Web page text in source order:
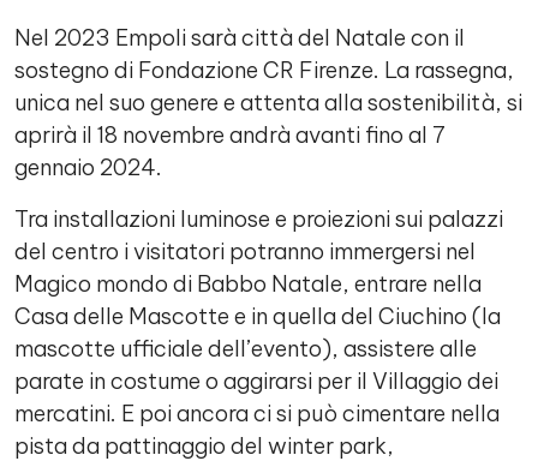
Nel 2023 Empoli sarà città del Natale con il
sostegno di Fondazione CR Firenze. La rassegna,
unica nel suo genere e attenta alla sostenibilità, si
aprirà il 18 novembre andrà avanti fino al 7
gennaio 2024.
Tra installazioni luminose e proiezioni sui palazzi
del centro i visitatori potranno immergersi nel
Magico mondo di Babbo Natale, entrare nella
Casa delle Mascotte e in quella del Ciuchino (la
mascotte ufficiale dell’evento), assistere alle
parate in costume o aggirarsi per il Villaggio dei
mercatini. E poi ancora ci si può cimentare nella
pista da pattinaggio del winter park,